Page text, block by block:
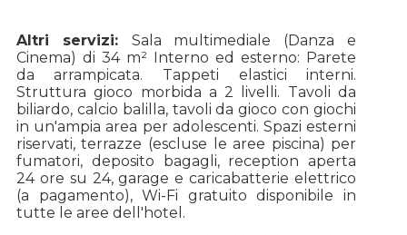
Altri servizi: Sala multimediale (Danza e
Cinema) di 34 m² Interno ed esterno: Parete
da arrampicata. Tappeti elastici interni.
Struttura gioco morbida a 2 livelli. Tavoli da
biliardo, calcio balilla, tavoli da gioco con giochi
in un'ampia area per adolescenti. Spazi esterni
riservati, terrazze (escluse le aree piscina) per
fumatori, deposito bagagli, reception aperta
24 ore su 24, garage e caricabatterie elettrico
(a pagamento), Wi-Fi gratuito disponibile in
tutte le aree dell'hotel.